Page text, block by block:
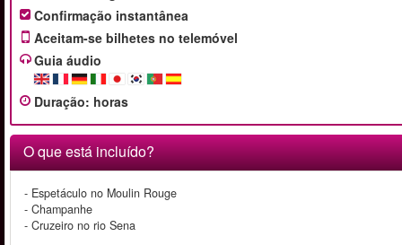
Confirmação instantânea
Aceitam-se bilhetes no telemóvel
Guia áudio
Duração: horas
O que está incluído?
- Espetáculo no Moulin Rouge
- Champanhe
- Cruzeiro no rio Sena